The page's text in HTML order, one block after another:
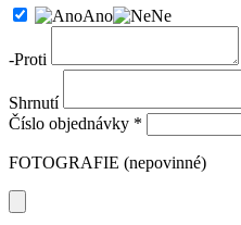
Ano Ne
-Proti
Shrnutí
Číslo objednávky *
FOTOGRAFIE (nepovinné)